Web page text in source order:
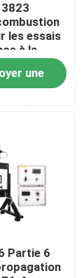
les essais
à la
une
Partie 6